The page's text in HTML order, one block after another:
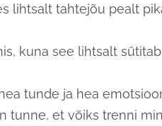
lihtsalt tahtejõu pealt
kuna see lihtsalt
tunde ja hea
tunne, et võiks trenni